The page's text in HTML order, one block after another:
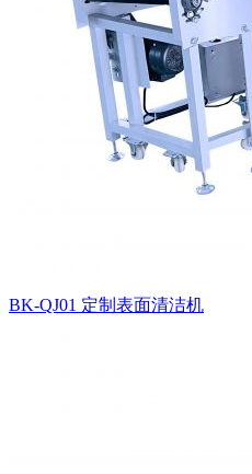
BK-QJ01 定制表面清洁机